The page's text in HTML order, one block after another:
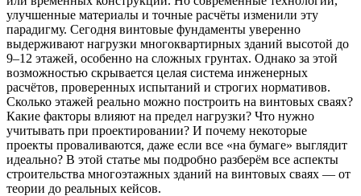
улучшенные материалы и точные расчёты изменили эту
парадигму. Сегодня винтовые фундаменты уверенно
выдерживают нагрузки многоквартирных зданий высотой до
9–12 этажей, особенно на сложных грунтах. Однако за этой
возможностью скрывается целая система инженерных
расчётов, проверенных испытаний и строгих нормативов.
Сколько этажей реально можно построить на винтовых сваях?
Какие факторы влияют на предел нагрузки? Что нужно
учитывать при проектировании? И почему некоторые
проекты проваливаются, даже если все «на бумаге» выглядит
идеально? В этой статье мы подробно разберём все аспекты
строительства многоэтажных зданий на винтовых сваях — от
теории до реальных кейсов.